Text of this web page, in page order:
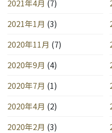
2021年4月 (7)
2021年1月 (3)
2020年11月 (7)
2020年9月 (4)
2020年7月 (1)
2020年4月 (2)
2020年2月 (3)